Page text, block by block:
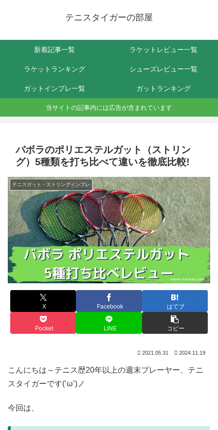
テニスタイガーの部屋
新着記事一覧 ラケットレビュー一覧
ラケットランキング シューズレビュー一覧
ガットインプレ一覧 ガットランキング
当サイトの記事内には広告が含まれています
バボラのポリエステルガット（ストリン
グ）5種類を打ち比べて違いを徹底比較!
テニスガット・ストリングインプレ
X Facebook はてブ
Pocket LINE コピー
2021.05.31 2024.11.19
こんにちは～テニス歴20年以上の週末プレーヤー、テニ
スタイガーです(‘ω’)ノ
今回は、